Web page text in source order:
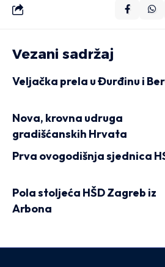
Vezani sadržaj
Veljačka prela u Đurđinu i
Nova, krovna udruga
gradišćanskih Hrvata
Prva ovogodišnja sjednica
Pola stoljeća HŠD Zagreb iz
Arbona